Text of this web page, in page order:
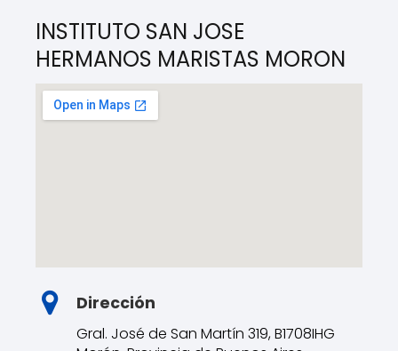
INSTITUTO SAN JOSE
HERMANOS MARISTAS MORON
Dirección
Gral. José de San Martín 319, B1708IHG